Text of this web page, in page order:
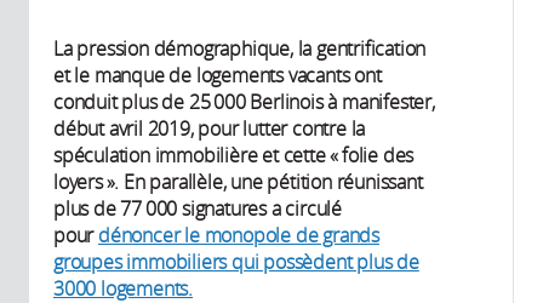
La pression démographique, la gentrification
et le manque de logements vacants ont
conduit plus de 25 000 Berlinois à manifester,
début avril 2019, pour lutter contre la
spéculation immobilière et cette « folie des
loyers ». En parallèle, une pétition réunissant
plus de 77 000 signatures a circulé
pourdénoncer le monopole de grands
groupes immobiliers qui possèdent plus de
3000 logements.